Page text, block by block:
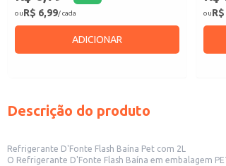
ouR$ 6,99/ cada
ADICIONAR
ou
Descrição do produto
Refrigerante D'Fonte Flash Baína Pet com 2L
O Refrigerante D'Fonte Flash Baína em embalagem PET de 2L é uma opção prática e